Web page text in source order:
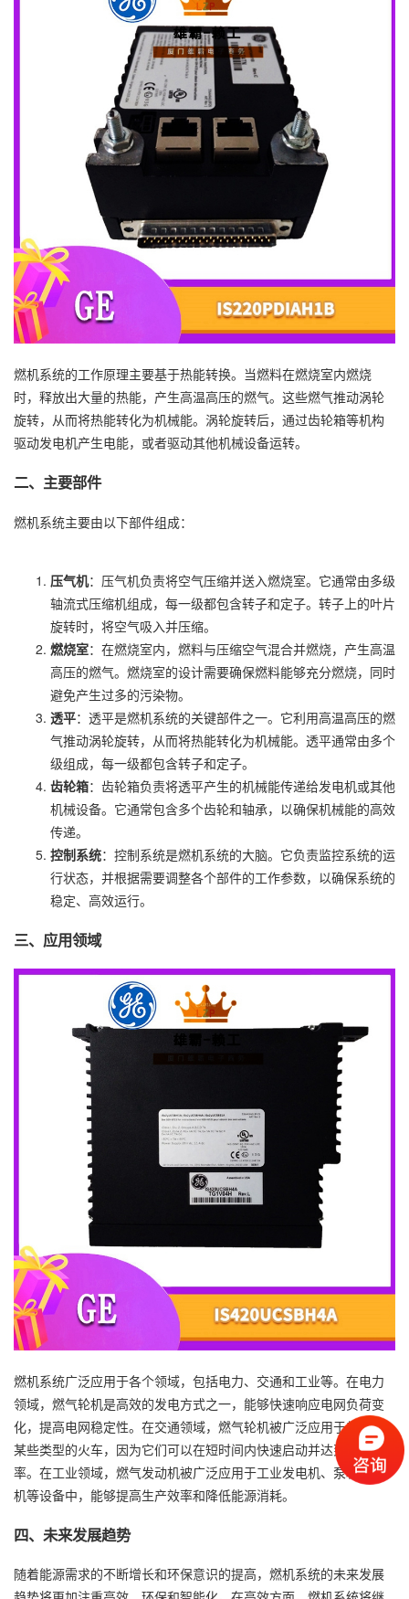
燃机系统的工作原理主要基于热能转换。当燃料在燃烧室内燃烧
时，释放出大量的热能，产生高温高压的燃气。这些燃气推动涡轮
旋转，从而将热能转化为机械能。涡轮旋转后，通过齿轮箱等机构
驱动发电机产生电能，或者驱动其他机械设备运转。
二、主要部件
燃机系统主要由以下部件组成：
压气机：压气机负责将空气压缩并送入燃烧室。它通常由多级
轴流式压缩机组成，每一级都包含转子和定子。转子上的叶片
旋转时，将空气吸入并压缩。
燃烧室：在燃烧室内，燃料与压缩空气混合并燃烧，产生高温
高压的燃气。燃烧室的设计需要确保燃料能够充分燃烧，同时
避免产生过多的污染物。
透平：透平是燃机系统的关键部件之一。它利用高温高压的燃
气推动涡轮旋转，从而将热能转化为机械能。透平通常由多个
级组成，每一级都包含转子和定子。
齿轮箱：齿轮箱负责将透平产生的机械能传递给发电机或其他
机械设备。它通常包含多个齿轮和轴承，以确保机械能的高效
传递。
控制系统：控制系统是燃机系统的大脑。它负责监控系统的运
行状态，并根据需要调整各个部件的工作参数，以确保系统的
稳定、高效运行。
三、应用领域
燃机系统广泛应用于各个领域，包括电力、交通和工业等。在电力
领域，燃气轮机是高效的发电方式之一，能够快速响应电网负荷变
化，提高电网稳定性。在交通领域，燃气轮机被广泛应用于船舶和
某些类型的火车，因为它们可以在短时间内快速启动并达到全功
率。在工业领域，燃气发动机被广泛应用于工业发电机、泵和压缩
机等设备中，能够提高生产效率和降低能源消耗。
四、未来发展趋势
随着能源需求的不断增长和环保意识的提高，燃机系统的未来发展